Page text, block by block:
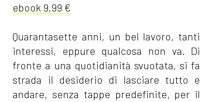
ebook 9,99 €
Quarantasette anni, un bel lavoro, tanti
interessi, eppure qualcosa non va. Di
fronte a una quotidianità svuotata, si fa
strada il desiderio di lasciare tutto e
andare, senza tappe predefinite, per il